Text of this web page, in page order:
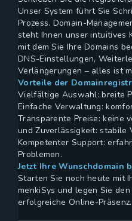
Unser System führt Sie
Prozess. Domain-
steht Ihnen unser intuitives
mit dem Sie Ihre Domains
DNS-Einstellungen,
Verlängerungen – alles ist
Vorteile der
Vielfältige Auswahl: breite
Einfache Verwaltung:
Transparente Preise: keine
und Zuverlässigkeit: stabile
Kompetenter Support:
Problemen.
Jetzt Ihre Wunschdomain
Starten Sie noch heute mit
menkiSys und legen Sie
erfolgreiche Online-Präsenz.